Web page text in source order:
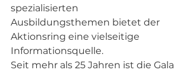
spezialisierten
Ausbildungsthemen bietet der
Aktionsring eine vielseitige
Informationsquelle.
Seit mehr als 25 Jahren ist die Gala